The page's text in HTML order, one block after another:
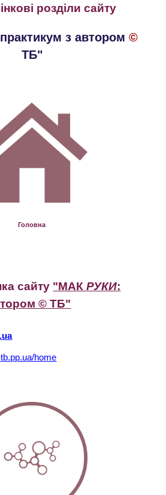
розділи сайту
з автором ©
ТБ"
Головна
сайту "МАКРУКИ:
© ТБ"
pp.ua/home